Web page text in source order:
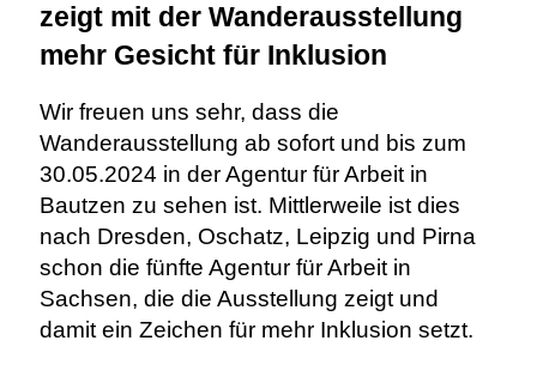
zeigt mit der Wanderausstellung
mehr Gesicht für Inklusion
Wir freuen uns sehr, dass die
Wanderausstellung ab sofort und bis zum
30.05.2024 in der Agentur für Arbeit in
Bautzen zu sehen ist. Mittlerweile ist dies
nach Dresden, Oschatz, Leipzig und Pirna
schon die fünfte Agentur für Arbeit in
Sachsen, die die Ausstellung zeigt und
damit ein Zeichen für mehr Inklusion setzt.